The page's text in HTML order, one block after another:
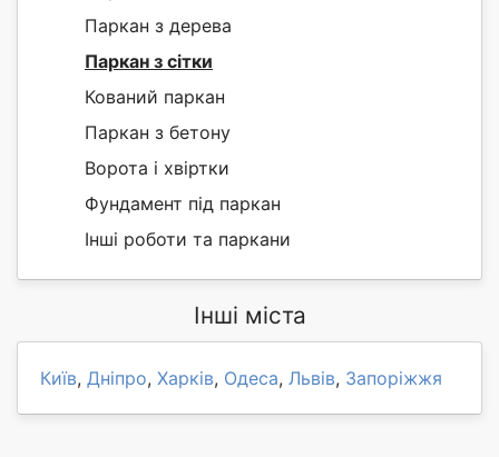
Паркан з дерева
Паркан з сітки
Кований паркан
Паркан з бетону
Ворота і хвіртки
Фундамент під паркан
Інші роботи та паркани
Інші міста
Київ, Дніпро, Харків, Одеса, Львів, Запоріжжя